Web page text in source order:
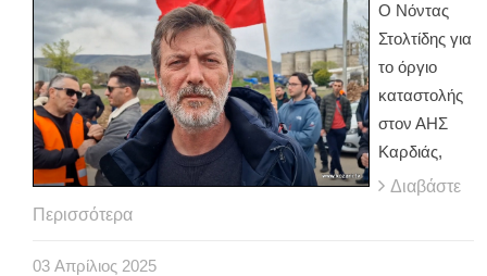
Ο Νόντας
Στολτίδης για
το όργιο
καταστολής
στον ΑΗΣ
Καρδιάς,
Διαβάστε
Περισσότερα
03 Απρίλιος 2025